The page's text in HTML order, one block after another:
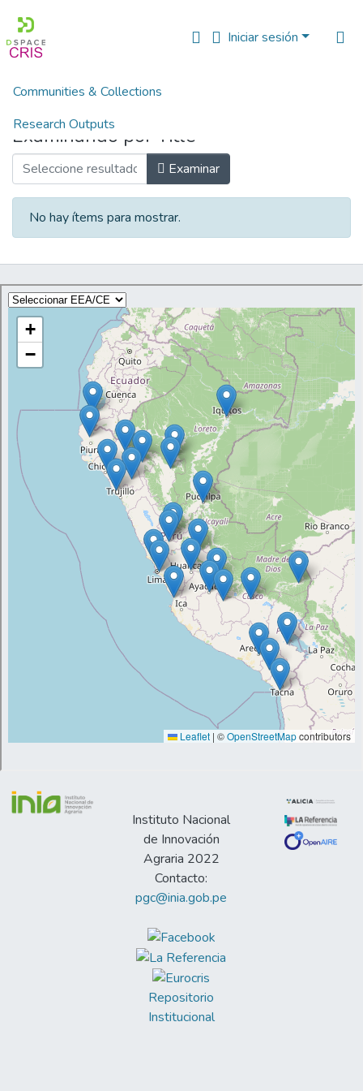
Iniciar sesión
Communities & Collections
Research Outputs
Fundings & Projects
People
Estadísticas
Inicio Browse by Title
Examinando por Title
Examinar
No hay ítems para mostrar.
Instituto Nacional
de Innovación
Agraria 2022
Contacto:
pgc@inia.gob.pe
Repositorio
Institucional